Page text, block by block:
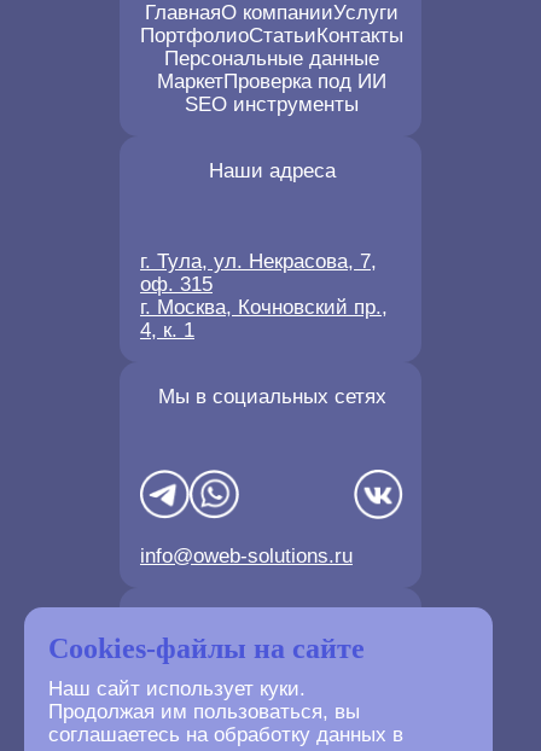
Cookies-файлы на сайте
Наш сайт использует куки.
Продолжая им пользоваться, вы
соглашаетесь на обработку данных в
ГлавнаяО компанииУслуги
ПортфолиоСтатьиКонтакты
Персональные данные
МаркетПроверка под ИИ
SEO инструменты
Мы в социальных сетях
info@oweb-solutions.ru
Наши адреса
г. Тула, ул. Некрасова, 7,
оф. 315
г. Москва, Кочновский пр.,
4, к. 1